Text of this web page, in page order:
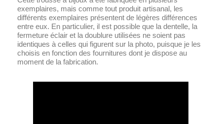
exemplaires, mais comme tout produit artisanal, les
différents exemplaires présentent de légères différences
entre eux. En particulier, il est possible que la dentelle, la
fermeture éclair et la doublure utilisées ne soient pas
identiques à celles qui figurent sur la photo, puisque je les
choisis en fonction des fournitures dont je dispose au
moment de la fabrication.